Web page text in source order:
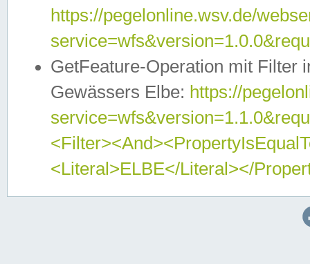
https://pegelonline.wsv.de/
GetFeature-Operation mit Filter
Gewässers Elbe: https://
<Literal>ELBE</Literal></